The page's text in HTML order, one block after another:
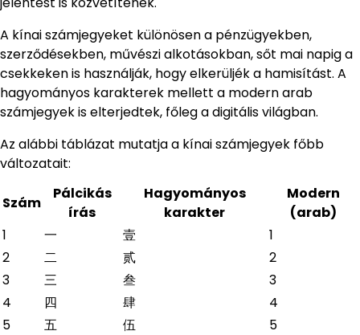
A kínai számjegyeket különösen a pénzügyekben,
szerződésekben, művészi alkotásokban, sőt mai napig a
csekkeken is használják, hogy elkerüljék a hamisítást. A
hagyományos karakterek mellett a modern arab
számjegyek is elterjedtek, főleg a digitális világban.
Az alábbi táblázat mutatja a kínai számjegyek főbb
változatait:
Szám
Pálcikás
írás
Hagyományos
karakter
Modern
(arab)
1
一 壹
1
2
二 贰
2
3
三 叁
3
4
四 肆
4
5
五 伍 5